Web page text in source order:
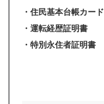
・住民基本台帳カード
・運転経歴証明書
・特別永住者証明書